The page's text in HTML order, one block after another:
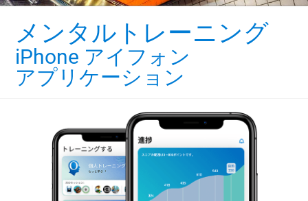
メンタルトレーニング
iPhone アイフォン
アプリケーション